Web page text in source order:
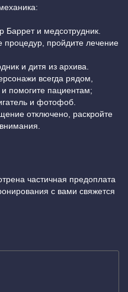
и медсотрудник.
процедур, пройдите лечение
и дитя из архива.
всегда рядом,
помогите пациентам;
и фотофоб.
отключено, раскройте
частичная предоплата
с вами свяжется